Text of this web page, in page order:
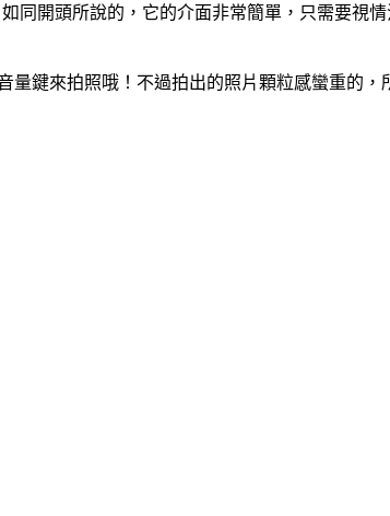
同開頭所說的，它的介面非常簡單，只需要視
鍵來拍照哦！不過拍出的照片顆粒感蠻重的